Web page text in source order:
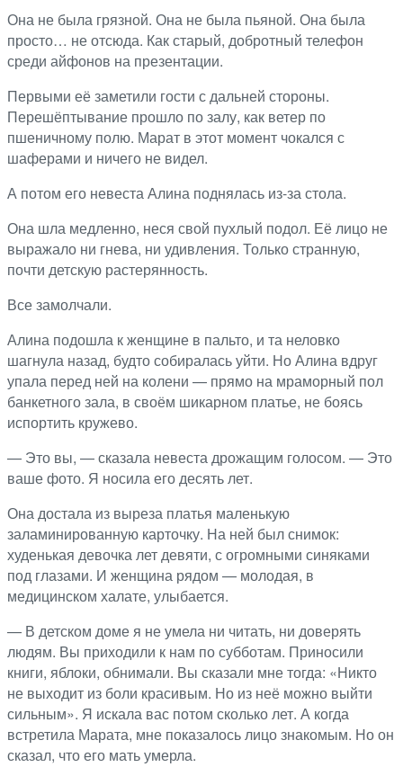
Она не была грязной. Она не была пьяной. Она была
просто… не отсюда. Как старый, добротный телефон
среди айфонов на презентации.
Первыми её заметили гости с дальней стороны.
Перешёптывание прошло по залу, как ветер по
пшеничному полю. Марат в этот момент чокался с
шаферами и ничего не видел.
А потом его невеста Алина поднялась из-за стола.
Она шла медленно, неся свой пухлый подол. Её лицо не
выражало ни гнева, ни удивления. Только странную,
почти детскую растерянность.
Все замолчали.
Алина подошла к женщине в пальто, и та неловко
шагнула назад, будто собиралась уйти. Но Алина вдруг
упала перед ней на колени — прямо на мраморный пол
банкетного зала, в своём шикарном платье, не боясь
испортить кружево.
— Это вы, — сказала невеста дрожащим голосом. — Это
ваше фото. Я носила его десять лет.
Она достала из выреза платья маленькую
заламинированную карточку. На ней был снимок:
худенькая девочка лет девяти, с огромными синяками
под глазами. И женщина рядом — молодая, в
медицинском халате, улыбается.
— В детском доме я не умела ни читать, ни доверять
людям. Вы приходили к нам по субботам. Приносили
книги, яблоки, обнимали. Вы сказали мне тогда: «Никто
не выходит из боли красивым. Но из неё можно выйти
сильным». Я искала вас потом сколько лет. А когда
встретила Марата, мне показалось лицо знакомым. Но он
сказал, что его мать умерла.